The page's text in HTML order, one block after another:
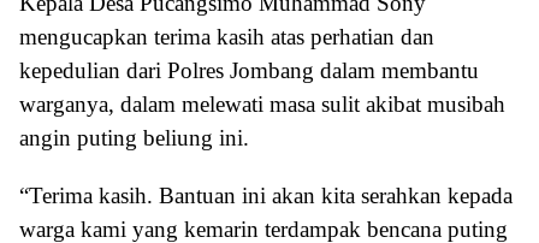
mengucapkan terima kasih atas perhatian dan
kepedulian dari Polres Jombang dalam membantu
warganya, dalam melewati masa sulit akibat musibah
angin puting beliung ini.
“Terima kasih. Bantuan ini akan kita serahkan kepada
warga kami yang kemarin terdampak bencana puting